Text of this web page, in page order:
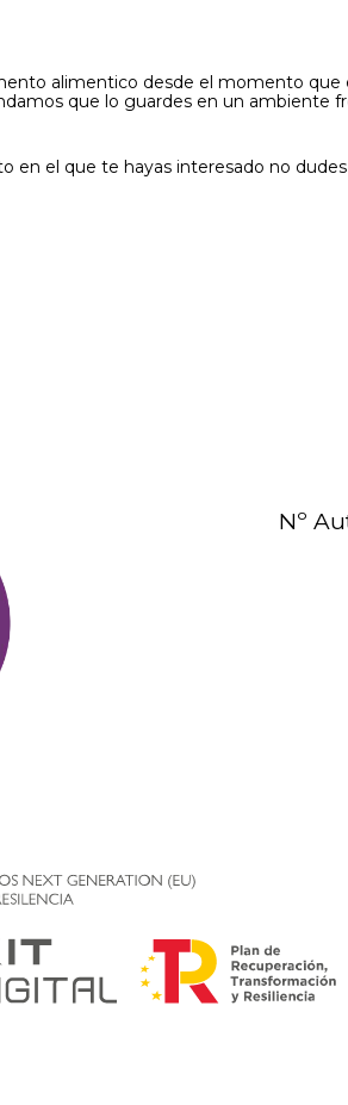
alimentico desde el momento que
que lo guardes en un ambiente
el que te hayas interesado no
Nº